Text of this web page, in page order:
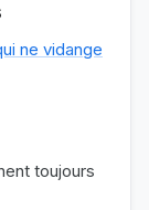
ne vidange
toujours